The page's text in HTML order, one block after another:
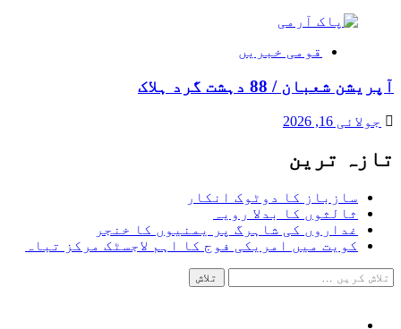
قومی خبریں
آپریشن شعبان / 88 دہشت گرد ہلاک
جولائی 16, 2026
تازہ ترین
سازباز کا دوٹوک انکار
ثالثوں کا بدلا رویہ
غداروں کی شاہرگ پر یمنیوں کا خنجر
کویت میں امریکی فوج کا اہم لاجسٹک مرکز تباہ
تلاش
کریں